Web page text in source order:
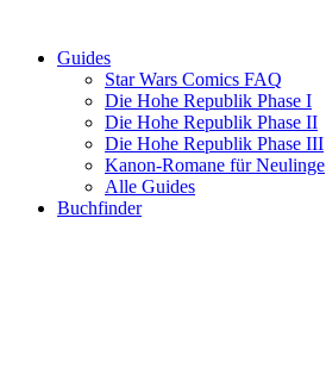
Guides
Star Wars Comics FAQ
Die Hohe Republik Phase I
Die Hohe Republik Phase II
Die Hohe Republik Phase III
Kanon-Romane für Neulinge
Alle Guides
Buchfinder